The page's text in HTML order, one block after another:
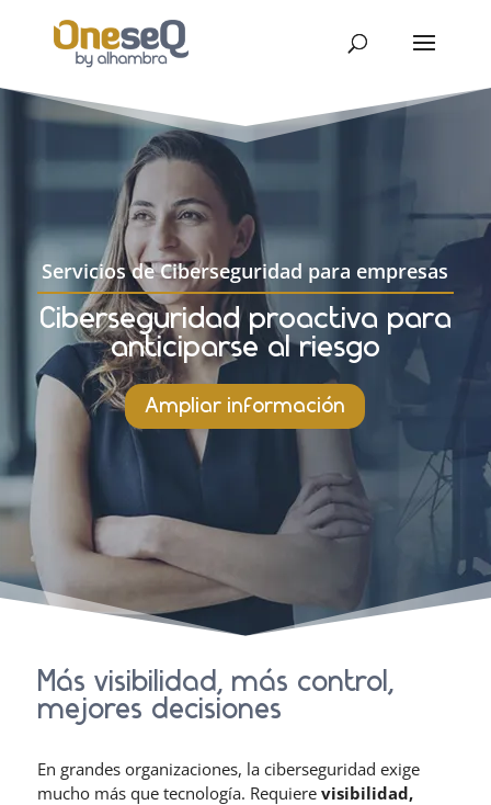
Servicios de Ciberseguridad para empresas
Ciberseguridad proactiva para
anticiparse al riesgo
Ampliar información
Más visibilidad, más control,
mejores decisiones
En grandes organizaciones, la ciberseguridad exige
mucho más que tecnología. Requiere visibilidad,